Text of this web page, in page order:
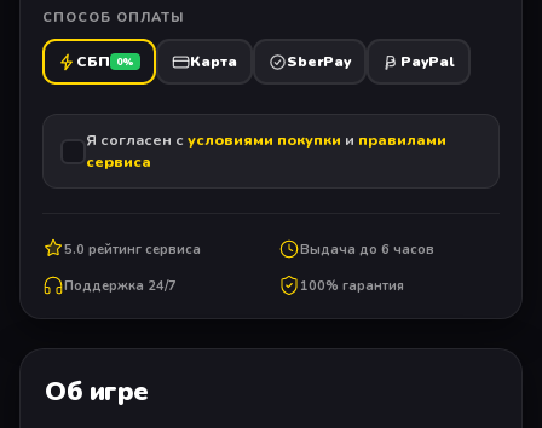
СПОСОБ ОПЛАТЫ
СБП 0% Карта SberPay PayPal
Я согласен с условиями покупки и правилами
сервиса
5.0 рейтинг сервиса
Выдача до 6 часов
Поддержка 24/7
100% гарантия
Об игре